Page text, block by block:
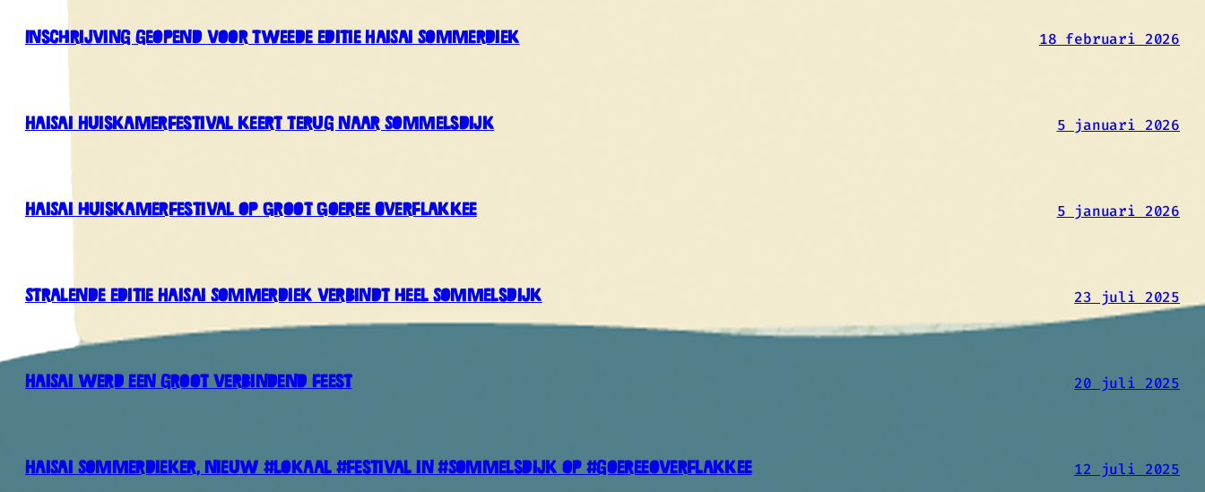
Inschrijving geopend voor tweede editie HaiSai Sommerdiek 18 februari 2026
HaiSai Huiskamerfestival keert terug naar Sommelsdijk 5 januari 2026
HaiSai huiskamerfestival op Groot Goeree Overflakkee 5 januari 2026
Stralende editie HaiSai Sommerdiek verbindt heel Sommelsdijk 23 juli 2025
HaiSai werd een groot verbindend feest 20 juli 2025
HaiSai Sommerdieker, nieuw #lokaal #festival in #Sommelsdijk op #goereeoverflakkee 12 juli 2025